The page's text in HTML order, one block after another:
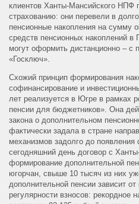
клиентов Ханты-Мансийского НПФ
страхованию: они перевели в
пенсионные накопления на сумму
средств пенсионных накоплений
могут оформить дистанционно –
«Госключ».
Схожий принцип формирования
софинансирование и
лет реализуется в Югре в рамках
пенсии для бюджетников». Она
закона о дополнительном
фактически задала в стране
механизмов задолго до
сегодняшний день договор с
формирование дополнительной
югорчан, свыше 10 тысяч из них
дополнительной пенсии зависит
регулярности взносов: рекордное